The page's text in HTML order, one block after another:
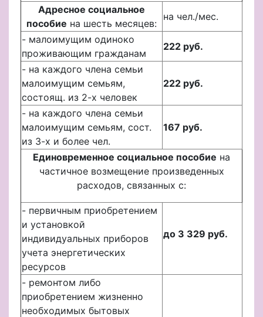
Адресное социальное
пособие на шесть месяцев:
на чел./мес.
- малоимущим одиноко
проживающим гражданам
222 руб.
- на каждого члена семьи
малоимущим семьям,
состоящ. из 2-х человек
222 руб.
- на каждого члена семьи
малоимущим семьям, сост.
из 3-х и более чел.
167 руб.
Единовременное социальное пособие на
частичное возмещение произведенных
расходов, связанных с:
- первичным приобретением
и установкой
индивидуальных приборов
учета энергетических
ресурсов
до 3 329 руб.
- ремонтом либо
приобретением жизненно
необходимых бытовых